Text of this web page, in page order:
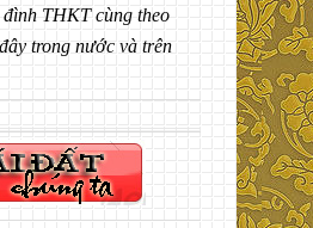
THKT cùng theo
trong nước và trên